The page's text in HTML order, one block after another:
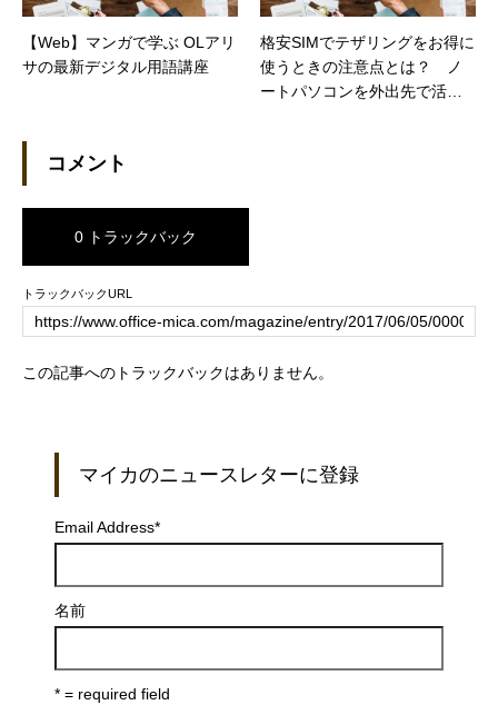
【Web】マンガで学ぶ OLアリ
サの最新デジタル用語講座
格安SIMでテザリングをお得に
使うときの注意点とは？ ノ
ートパソコンを外出先で活用
コメント
0 トラックバック
トラックバックURL
この記事へのトラックバックはありません。
マイカのニュースレターに登録
Email Address*
名前
* = required field